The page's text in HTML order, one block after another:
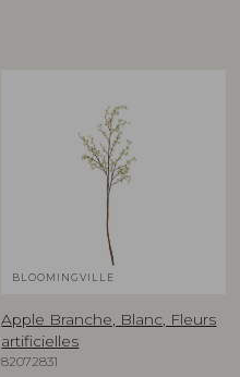
BLOOMINGVILLE
Apple Branche, Blanc, Fleurs
artificielles
82072831